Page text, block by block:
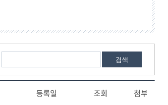
검색
등록일 조회 첨부